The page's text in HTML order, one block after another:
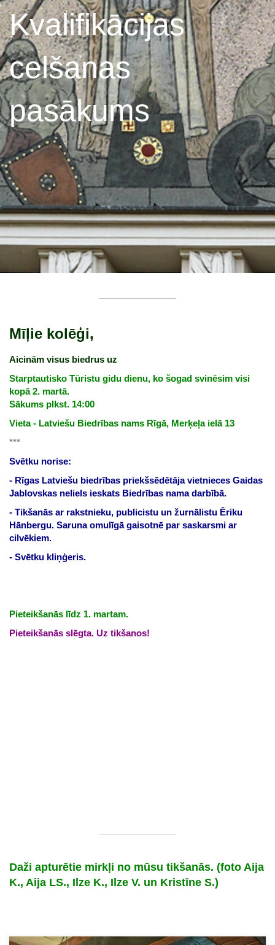
Kvalifikācijas
celšanas
pasākums
Mīļie kolēģi,
Aicinām visus biedrus uz
Starptautisko Tūristu gidu dienu, ko šogad svinēsim visi
kopā 2. martā.
Sākums plkst. 14:00
Vieta - Latviešu Biedrības nams Rīgā, Merķeļa ielā 13
***
Svētku norise:
- Rīgas Latviešu biedrības priekšsēdētāja vietnieces Gaidas
Jablovskas neliels ieskats Biedrības nama darbībā.
- Tikšanās ar rakstnieku, publicistu un žurnālistu Ēriku
Hānbergu. Saruna omulīgā gaisotnē par saskarsmi ar
cilvēkiem.
- Svētku kliņģeris.
Pieteikšanās līdz 1. martam.
Pieteikšanās slēgta. Uz tikšanos!
Daži apturētie mirkļi no mūsu tikšanās. (foto Aija
K., Aija LS., Ilze K., Ilze V. un Kristīne S.)